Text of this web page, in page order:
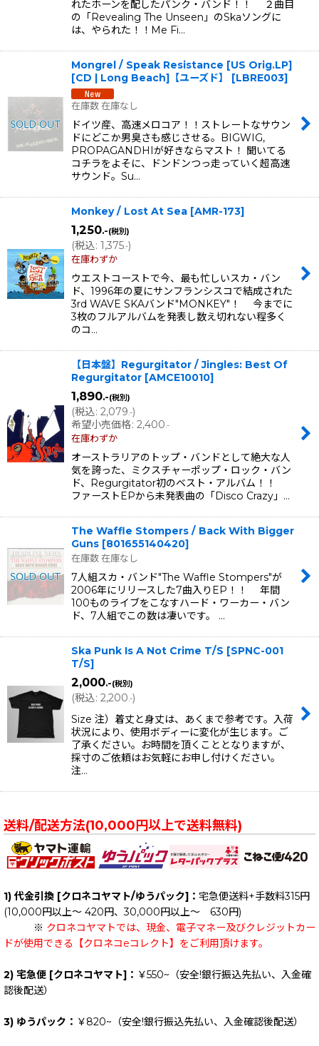
れたホーンを配したパンク・バンド！！ ２曲目
の「Revealing The Unseen」のSkaソングに
は、やられた！！Me Fi…
Mongrel / Speak Resistance [US Orig.LP]
[CD | Long Beach]【ユーズド】
[LBRE003]
在庫数 在庫なし
ドイツ産、高速メロコア！！ストレートなサウン
ドにどこか男臭さも感じさせる。BIGWIG,
PROPAGANDHIが好きならマスト！ 聞いてる
コチラをよそに、ドンドンつっ走っていく超高速
サウンド。Su…
Monkey / Lost At Sea [AMR-173]
1,250.-(税別)
(税込: 1,375.-)
在庫わずか
ウエストコーストで今、最も忙しいスカ・バン
ド、1996年の夏にサンフランシスコで結成された
3rd WAVE SKAバンド"MONKEY"！ 今までに
3枚のフルアルバムを発表し数え切れない程多く
のコ…
【日本盤】Regurgitator / Jingles: Best Of
Regurgitator [AMCE10010]
1,890.-(税別)
(税込: 2,079 .-)
希望小売価格: 2,400 .-
在庫わずか
オーストラリアのトップ・バンドとして絶大な人
気を誇った、ミクスチャーポップ・ロック・バン
ド、Regurgitator初のベスト・アルバム！！
ファーストEPから未発表曲の「Disco Crazy」…
The Waffle Stompers / Back With Bigger
Guns [801655140420]
在庫数 在庫なし
7人組スカ・バンド"The Waffle Stompers"が
2006年にリリースした7曲入りEP！！ 年間
100ものライブをこなすハード・ワーカー・バン
ド、7人組でこの数は凄いです。 …
Ska Punk Is A Not Crime T/S [SPNC-001
T/S]
2,000.-(税別)
(税込: 2,200 .-)
Size 注）着丈と身丈は、あくまで参考です。入荷
状況により、使用ボディーに変化が生じます。ご
了承ください。お時間を頂くこととなりますが、
採寸のご依頼はお気軽にお申し付けください。
注…
送料/配送方法(10,000円以上で送料無料)
1) 代金引換 [クロネコヤマト/ゆうパック]： 宅急便送料+手数料315円
(10,000円以上～ 420円、30,000円以上～ 630円)
※ クロネコヤマトでは、現金、電子マネー及びクレジットカー
ドが使用できる【クロネコeコレクト】をご利用頂けます。
2) 宅急便 [クロネコヤマト]： ￥550~（安全!銀行振込先払い、入金確
認後配送）
3) ゆうパック： ￥820~（安全!銀行振込先払い、入金確認後配送）